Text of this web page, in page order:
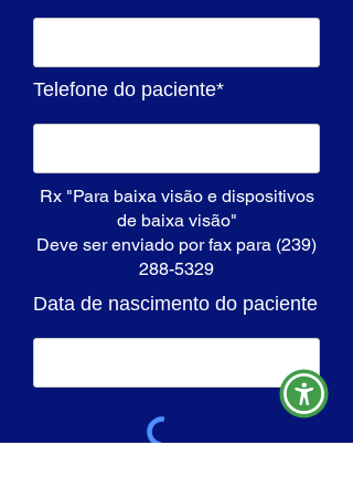
Telefone do paciente*
Rx "Para baixa visão e dispositivos
de baixa visão"
Deve ser enviado por fax para (239)
288-5329
Data de nascimento do paciente